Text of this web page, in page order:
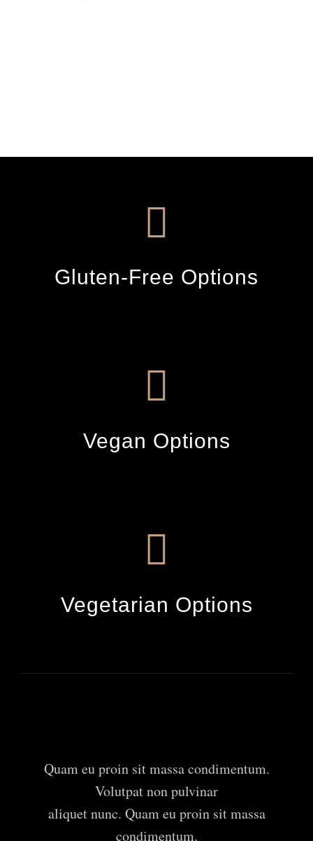
Gluten-Free Options
Vegan Options
Vegetarian Options
Quam eu proin sit massa condimentum.
Volutpat non pulvinar
aliquet nunc. Quam eu proin sit massa
condimentum.